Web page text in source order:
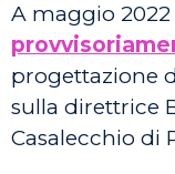
A maggio 2022
progettazione
sulla direttrice
Casalecchio di